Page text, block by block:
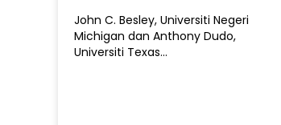
John C. Besley, Universiti Negeri
Michigan dan Anthony Dudo,
Universiti Texas…